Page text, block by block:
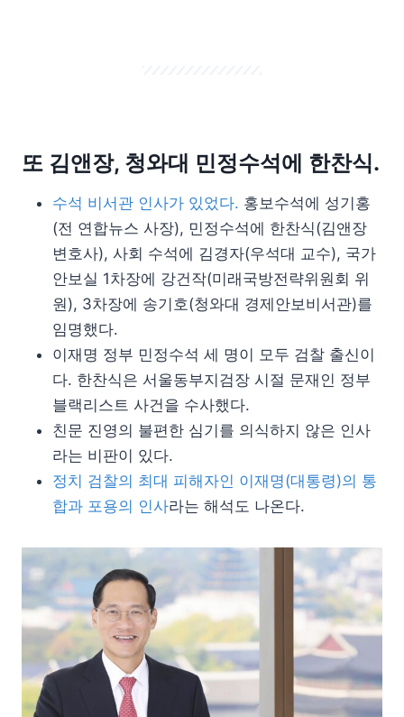
또 김앤장, 청와대 민정수석에 한찬식.
수석 비서관 인사가 있었다. 홍보수석에 성기홍
(전 연합뉴스 사장), 민정수석에 한찬식(김앤장
변호사), 사회 수석에 김경자(우석대 교수), 국가
안보실 1차장에 강건작(미래국방전략위원회 위
원), 3차장에 송기호(청와대 경제안보비서관)를
임명했다.
이재명 정부 민정수석 세 명이 모두 검찰 출신이
다. 한찬식은 서울동부지검장 시절 문재인 정부
블랙리스트 사건을 수사했다.
친문 진영의 불편한 심기를 의식하지 않은 인사
라는 비판이 있다.
정치 검찰의 최대 피해자인 이재명(대통령)의 통
합과 포용의 인사라는 해석도 나온다.